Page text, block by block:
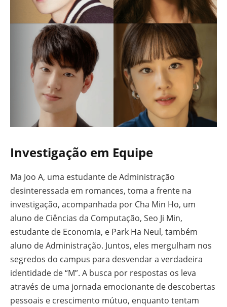
Investigação em Equipe
Ma Joo A, uma estudante de Administração
desinteressada em romances, toma a frente na
investigação, acompanhada por Cha Min Ho, um
aluno de Ciências da Computação, Seo Ji Min,
estudante de Economia, e Park Ha Neul, também
aluno de Administração. Juntos, eles mergulham nos
segredos do campus para desvendar a verdadeira
identidade de “M”. A busca por respostas os leva
através de uma jornada emocionante de descobertas
pessoais e crescimento mútuo, enquanto tentam